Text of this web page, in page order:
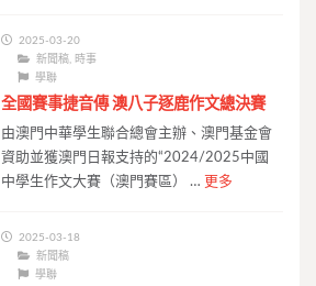
2025-03-20
新聞稿, 時事
學聯
全國賽事捷音傳 澳八子逐鹿作文總決賽
由澳門中華學生聯合總會主辦、澳門基金會
資助並獲澳門日報支持的“2024/2025中國
中學生作文大賽（澳門賽區） … 更多
2025-03-18
新聞稿
學聯